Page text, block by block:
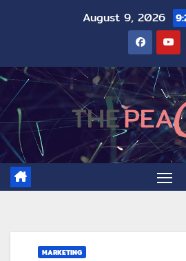
August 9, 2026
MARKETING